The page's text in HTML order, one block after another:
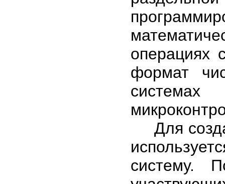
операциях
формат
системах
Для
систему.